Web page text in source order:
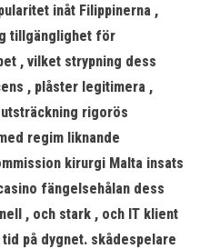
inåt Filippinerna ,
tillgänglighet för
, vilket strypning dess
, plåster legitimera ,
rigorös
regim liknande
kirurgi Malta insats
fängelsehålan dess
, och stark , och IT klient
på dygnet. skådespelare